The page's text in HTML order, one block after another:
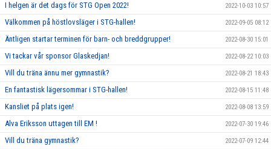
I helgen är det dags för STG Open 2022! 2022-10-03 10:57
Välkommen på höstlovsläger i STG-hallen! 2022-09-05 08:12
Äntligen startar terminen för barn- och breddgrupper! 2022-08-30 15:01
Vi tackar vår sponsor Glaskedjan! 2022-08-22 10:03
Vill du träna ännu mer gymnastik? 2022-08-21 18:43
En fantastisk lägersommar i STG-hallen! 2022-08-15 11:48
Kansliet på plats igen! 2022-08-08 13:59
Alva Eriksson uttagen till EM ! 2022-07-30 19:46
Vill du träna gymnastik? 2022-07-09 12:44